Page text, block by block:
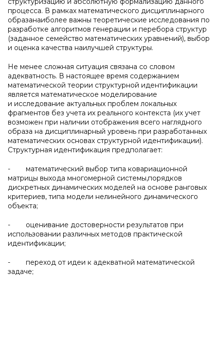
процесса. В рамках математического дисциплинарного
образанаиболее важны теоретические исследования по
разработке алгоритмов генерации и перебора структур
(заданное семейство математических уравнений), выбор
и оценка качества наилучшей структуры.
Не менее сложная ситуация связана со словом
адекватность. В настоящее время содержанием
математической теории структурной идентификации
является математическое моделирование
и исследование актуальных проблем локальных
фрагментов без учета их реального контекста (их учет
возможен при наличии отображения всего наглядного
образа на дисциплинарный уровень при разработанных
математических основах структурной идентификации).
Структурная идентификация предполагает:
- математический выбор типа ковариационной
матрицы выхода многомерной системы,порядков
дискретных динамических моделей на основе ранговых
критериев, типа модели нелинейного динамического
объекта;
- оценивание достоверности результатов при
использовании различных методов практической
идентификации;
- переход от идеи к адекватной математической
задаче;